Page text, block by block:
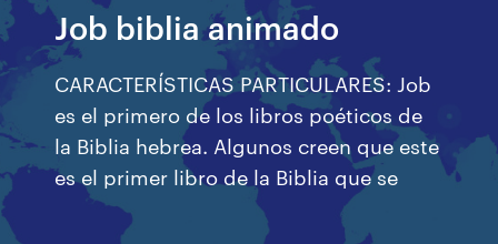
Job biblia animado
CARACTERÍSTICAS PARTICULARES: Job
es el primero de los libros poéticos de
la Biblia hebrea. Algunos creen que este
es el primer libro de la Biblia que se